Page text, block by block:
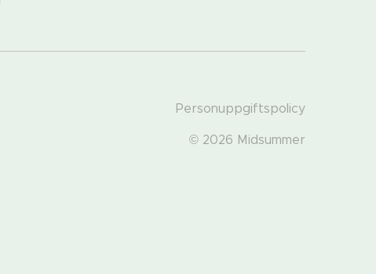
Personuppgiftspolicy
© 2026 Midsummer